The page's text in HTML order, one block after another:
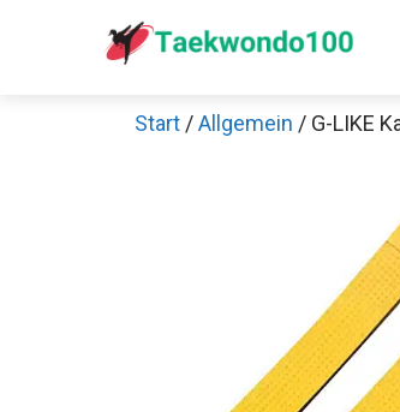
Start /Allgemein / G-LIKE